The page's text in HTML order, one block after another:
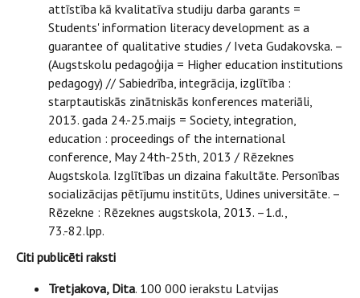
attīstība kā kvalitatīva studiju darba garants =
Students' information literacy development as a
guarantee of qualitative studies / Iveta Gudakovska. –
(Augstskolu pedagoģija = Higher education institutions
pedagogy) // Sabiedrība, integrācija, izglītība :
starptautiskās zinātniskās konferences materiāli,
2013. gada 24.-25.maijs = Society, integration,
education : proceedings of the international
conference, May 24th-25th, 2013 / Rēzeknes
Augstskola. Izglītības un dizaina fakultāte. Personības
socializācijas pētījumu institūts, Udines universitāte. –
Rēzekne : Rēzeknes augstskola, 2013. –1.d.,
73.-82.lpp.
Citi publicēti raksti
Tretjakova, Dita. 100 000 ierakstu Latvijas